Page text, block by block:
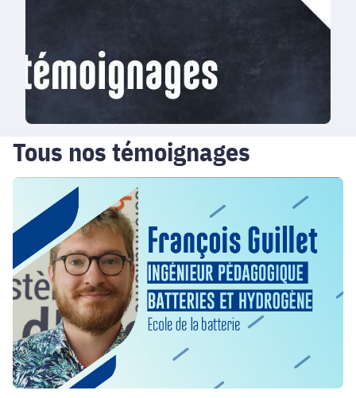
Tous nos témoignages
Portrait
DFP
François
GUILLET,
ingénieur
pédagogique
Batteries
et
Hydrogène